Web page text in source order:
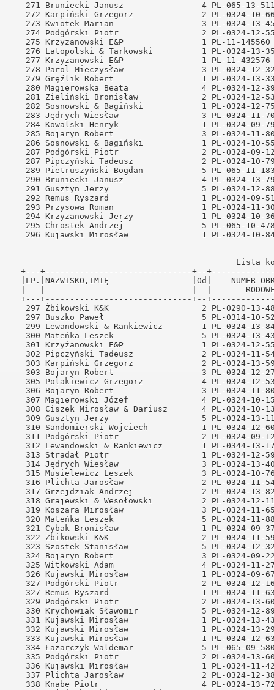
--------------------------+--+--------------------+--------+---------+--------+--+------+-----------+--------+-------+-------------+                 
   297 Żbikowski K&K                   2 PL-0290-13-4866   GT 13,54,30            1269.44  1 151.07  16  < 322>  557.920  55.210  24.87/57.16                   
   297 Buszko Paweł                    5 PL-0314-10-5241   GT 14,15,40            1269.44  1 151.07   2  < 367>  584.790  55.210  24.87/57.16                   
   299 Lewandowski & Rankiewicz        1 PL-0324-13-8410   GT 13,58,16            1269.33  1 152.09   3  < 312>  562.650  55.140  24.37/57.11                   
   300 Mateńka Leszek                  5 PL-0324-13-4323      14,10,37            1269.20  1 152.59  27-  3-  2  578.270   0.000  24.11                         
   301 Krzyżanowski E&P                1 PL-0324-12-5510   GT 13,58,18            1268.69  1 153.10   8          562.410  55.080  23.86/57.06                   
   302 Pipczyński Tadeusz              2 PL-0324-11-5403   GT 13,58,50            1268.65  1 153.61   6          563.070  55.040  23.60/57.03                   
   303 Karpiński Grzegorz              2 PL-0324-13-5937   GT 13,55,13            1268.58  1 154.12  11  < 341>  558.450  55.010  23.35/57.00                   
   303 Bojaryn Robert                  3 PL-0324-12-2753   GT 14,03,07            1268.58  1 154.12   9  < 306>  568.470  55.010  23.35/57.00                   
   305 Polakiewicz Grzegorz            4 PL-0324-12-5370   GT 14,00,30            1268.49  1 155.14   2          565.110  54.940  22.84/56.95                   
   306 Bojaryn Robert                  3 PL-0324-11-8021   GT 14,03,10            1268.43  1 155.65  10  < 324>  568.470  54.910  22.59/56.92                   
   307 Magierowski Józef               4 PL-0324-10-1561   GT 13,56,09            1268.34  1 156.15   3          559.530  54.880  22.34/56.90                   
   308 Ciszek Mirosław & Dariusz       4 PL-0324-10-1308   GT 14,00,04            1268.21  1 156.66   7  < 373>  564.440  54.840  22.08/56.87                   
   309 Gusztyn Jerzy                   5 PL-0324-13-1140   GT 14,12,43            1268.14  1 157.17   3          580.450  54.810  21.83/56.85                   
   310 Sandomierski Wojciech           1 PL-0324-12-6064   GT 13,59,19            1268.04  1 157.68   2          563.410  54.780  21.57/56.82                   
   311 Podgórski Piotr                 2 PL-0324-09-1218   GT 13,54,49            1268.01  1 158.19  10  < 327>  557.690  54.750  21.32/56.79                   
   312 Lewandowski & Rankiewicz        1 PL-0344-13-17787  GT 13,58,48            1267.80  1 158.70   4  < 370>  562.650  54.710  21.07/56.77                   
   313 Stradał Piotr                   1 PL-0324-12-